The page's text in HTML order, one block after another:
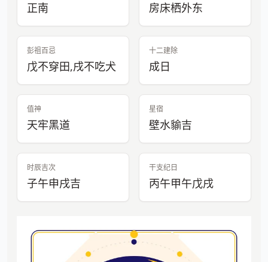
正南 房床栖外东
彭祖百忌
戊不穿田,戌不吃犬
十二建除
成日
值神
天牢黑道
星宿
壁水貐吉
时辰吉次
子午申戌吉
干支纪日
丙午甲午戊戌